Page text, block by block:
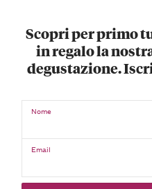
Scopri per primo
in regalo la
degustazione.
Nome
Email